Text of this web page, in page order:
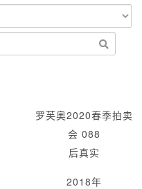
罗芙奥2020春季拍卖
会 088
后真实
2018年